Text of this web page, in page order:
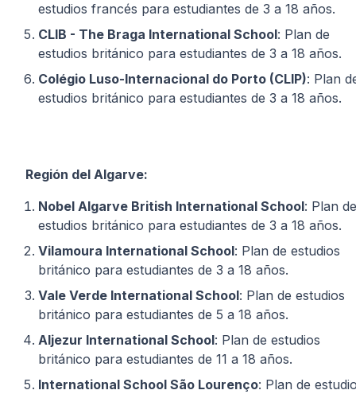
estudios francés para estudiantes de 3 a 18 años.
CLIB - The Braga International School: Plan de
estudios británico para estudiantes de 3 a 18 años.
Colégio Luso-Internacional do Porto (CLIP): Plan
estudios británico para estudiantes de 3 a 18 años.
Región del Algarve:
Nobel Algarve British International School: Plan de
estudios británico para estudiantes de 3 a 18 años.
Vilamoura International School: Plan de estudios
británico para estudiantes de 3 a 18 años.
Vale Verde International School: Plan de estudios
británico para estudiantes de 5 a 18 años.
Aljezur International School: Plan de estudios
británico para estudiantes de 11 a 18 años.
International School São Lourenço: Plan de